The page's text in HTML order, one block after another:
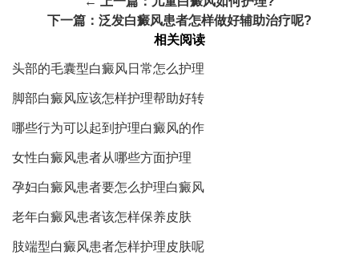
下一篇： 泛发白癜风患者怎样做好辅助治疗呢?
相关阅读
头部的毛囊型白癜风日常怎么护理
脚部白癜风应该怎样护理帮助好转
哪些行为可以起到护理白癜风的作
女性白癜风患者从哪些方面护理
孕妇白癜风患者要怎么护理白癜风
老年白癜风患者该怎样保养皮肤
肢端型白癜风患者怎样护理皮肤呢